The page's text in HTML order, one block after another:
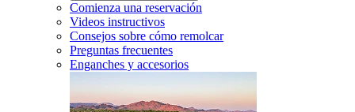
Comienza una reservación
Videos instructivos
Consejos sobre cómo remolcar
Preguntas frecuentes
Enganches y accesorios